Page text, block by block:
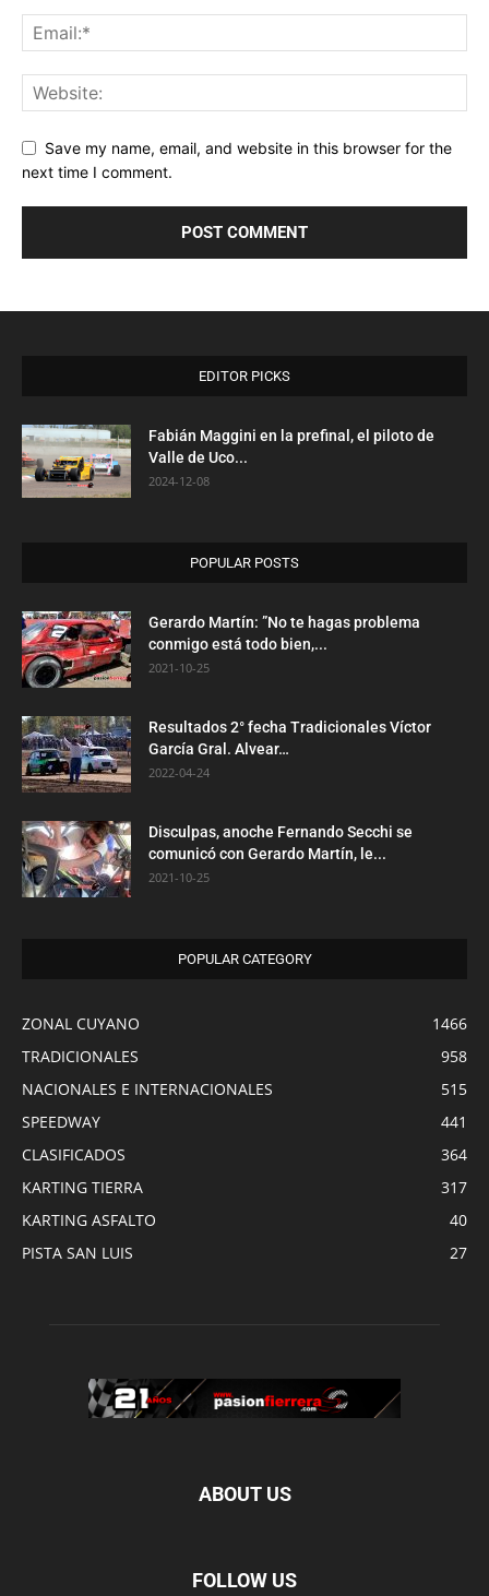
Save my name, email, and website in this browser for the
next time I comment.
EDITOR PICKS
Fabián Maggini en la prefinal, el piloto de
Valle de Uco...
2024-12-08
POPULAR POSTS
Gerardo Martín: ”No te hagas problema
conmigo está todo bien,...
2021-10-25
Resultados 2° fecha Tradicionales Víctor
García Gral. Alvear…
2022-04-24
Disculpas, anoche Fernando Secchi se
comunicó con Gerardo Martín, le...
2021-10-25
POPULAR CATEGORY
ZONAL CUYANO
1466
TRADICIONALES
958
NACIONALES E INTERNACIONALES
515
SPEEDWAY
441
CLASIFICADOS
364
KARTING TIERRA
317
KARTING ASFALTO
40
PISTA SAN LUIS
27
ABOUT US
FOLLOW US